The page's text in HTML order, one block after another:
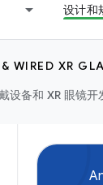
设计和
WIRED XR
设备和 XR 眼镜